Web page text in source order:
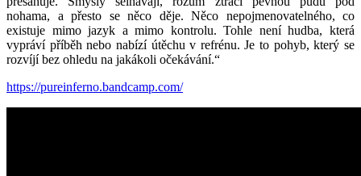
nohama, a přesto se něco děje. Něco nepojmenovatelného, co
existuje mimo jazyk a mimo kontrolu. Tohle není hudba, která
vypráví příběh nebo nabízí útěchu v refrénu. Je to pohyb, který se
rozvíjí bez ohledu na jakákoli očekávání.“
https://pureinferno.bandcamp.com/